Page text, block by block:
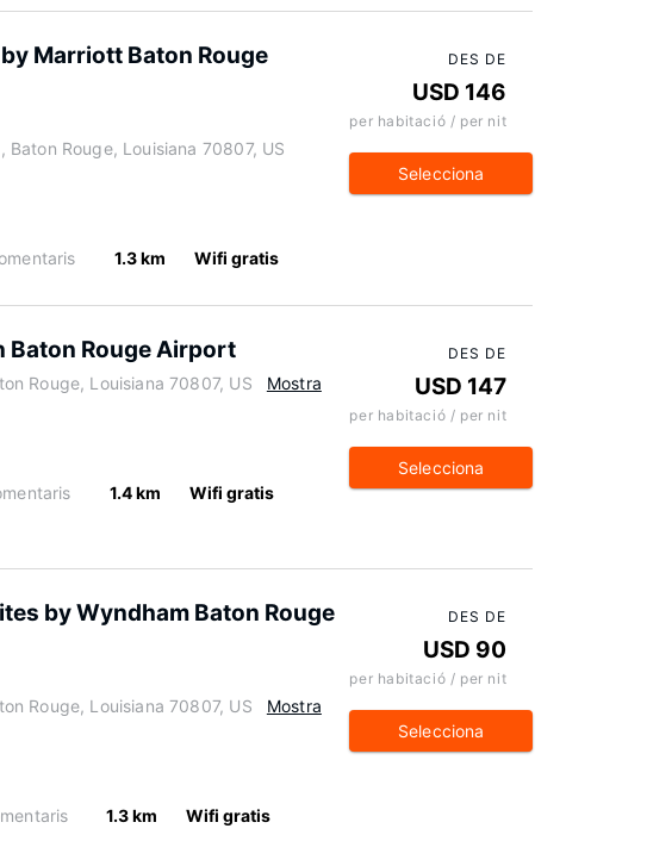
Marriott Baton Rouge
Rouge, Louisiana 70807, US
1.3 km Wifi gratis
DES DE
USD 146
per habitació / per nit
Selecciona
Baton Rouge Airport
Rouge, Louisiana 70807, US
Mostra
1.4 km Wifi gratis
DES DE
USD 147
per habitació / per nit
Selecciona
by Wyndham Baton Rouge
Rouge, Louisiana 70807, US
Mostra
1.3 km Wifi gratis
DES DE
USD 90
per habitació / per nit
Selecciona